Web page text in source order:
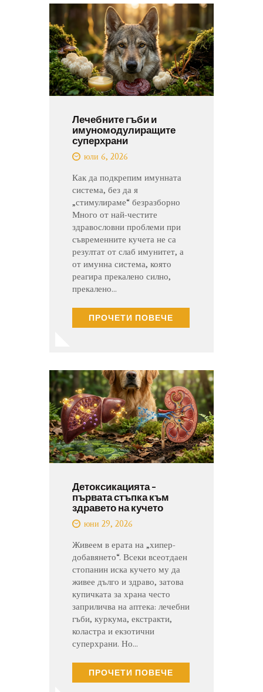
Лечебните гъби и
имуномодулиращите
суперхрани
юли 6, 2026
Как да подкрепим имунната
система, без да я
„стимулираме“ безразборно
Много от най-честите
здравословни проблеми при
съвременните кучета не са
резултат от слаб имунитет, а
от имунна система, която
реагира прекалено силно,
прекалено…
ПРОЧЕТИ ПОВЕЧЕ
Детоксикацията –
първата стъпка към
здравето на кучето
юни 29, 2026
Живеем в ерата на „хипер-
добавянето“. Всеки всеотдаен
стопанин иска кучето му да
живее дълго и здраво, затова
купичката за храна често
заприличва на аптека: лечебни
гъби, куркума, екстракти,
коластра и екзотични
суперхрани. Но…
ПРОЧЕТИ ПОВЕЧЕ